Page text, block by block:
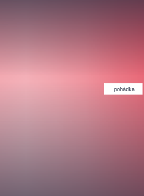
pohádka